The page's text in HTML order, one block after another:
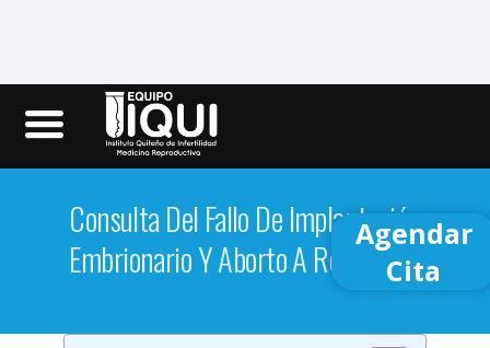
Iqui.ec
Consulta Del Fallo De Implantación
Embrionario Y Aborto A Repetición
Agendar
Cita